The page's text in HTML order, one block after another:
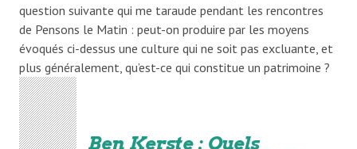
question suivante qui me taraude pendant les rencontres
de Pensons le Matin : peut-on produire par les moyens
évoqués ci-dessus une culture qui ne soit pas excluante, et
plus généralement, qu’est-ce qui constitue un patrimoine ?
Ben Kerste : Quels